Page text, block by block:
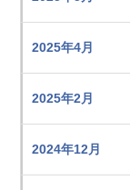
2025年4月
2025年2月
2024年12月